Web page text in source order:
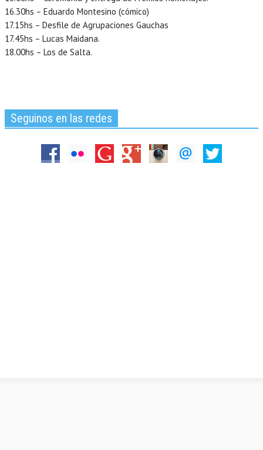
16.30hs – Eduardo Montesino (cómico)
17.15hs – Desfile de Agrupaciones Gauchas
17.45hs – Lucas Maidana.
18.00hs – Los de Salta.
Seguinos en las redes